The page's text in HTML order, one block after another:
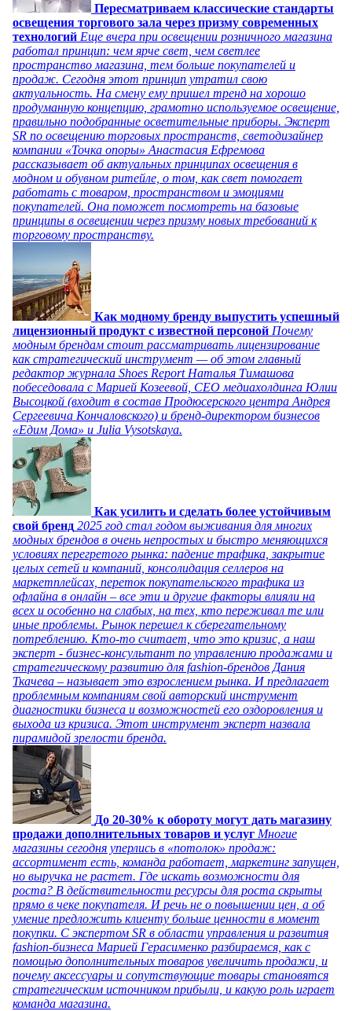
Пересматриваем классические стандарты
освещения торгового зала через призму современных
технологий Еще вчера при освещении розничного магазина
работал принцип: чем ярче свет, чем светлее
пространство магазина, тем больше покупателей и
продаж. Сегодня этот принцип утратил свою
актуальность. На смену ему пришел тренд на хорошо
продуманную концепцию, грамотно используемое освещение,
правильно подобранные осветительные приборы. Эксперт
SR по освещению торговых пространств, светодизайнер
компании «Точка опоры» Анастасия Ефремова
рассказывает об актуальных принципах освещения в
модном и обувном ритейле, о том, как свет помогает
работать с товаром, пространством и эмоциями
покупателей. Она поможет посмотреть на базовые
принципы в освещении через призму новых требований к
торговому пространству.
Как модному бренду выпустить успешный
лицензионный продукт с известной персоной Почему
модным брендам стоит рассматривать лицензирование
как стратегический инструмент — об этом главный
редактор журнала Shoes Report Наталья Тимашова
побеседовала с Марией Козеевой, СЕО медиахолдинга Юлии
Высоцкой (входит в состав Продюсерского центра Андрея
Сергеевича Кончаловского) и бренд-директором бизнесов
«Едим Дома» и Julia Vysotskaya.
Как усилить и сделать более устойчивым
свой бренд 2025 год стал годом выживания для многих
модных брендов в очень непростых и быстро меняющихся
условиях перегретого рынка: падение трафика, закрытие
целых сетей и компаний, консолидация селлеров на
маркетплейсах, переток покупательского трафика из
офлайна в онлайн – все эти и другие факторы влияли на
всех и особенно на слабых, на тех, кто переживал те или
иные проблемы. Рынок перешел к сберегательному
потреблению. Кто-то считает, что это кризис, а наш
эксперт - бизнес-консультант по управлению продажами и
стратегическому развитию для fashion-брендов Дания
Ткачева – называет это взрослением рынка. И предлагает
проблемным компаниям свой авторский инструмент
диагностики бизнеса и возможностей его оздоровления и
выхода из кризиса. Этот инструмент эксперт назвала
пирамидой зрелости бренда.
До 20-30% к обороту могут дать магазину
продажи дополнительных товаров и услуг Многие
магазины сегодня уперлись в «потолок» продаж:
ассортимент есть, команда работает, маркетинг запущен,
но выручка не растет. Где искать возможности для
роста? В действительности ресурсы для роста скрыты
прямо в чеке покупателя. И речь не о повышении цен, а об
умение предложить клиенту больше ценности в момент
покупки. С экспертом SR в области управления и развития
fashion-бизнеса Марией Герасименко разбираемся, как с
помощью дополнительных товаров увеличить продажи, и
почему аксессуары и сопутствующие товары становятся
стратегическим источником прибыли, и какую роль играет
команда магазина.